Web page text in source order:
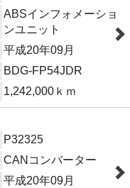
ABSインフォメーショ
ンユニット
平成20年09月
BDG-FP54JDR
1,242,000ｋｍ
P32325
CANコンバーター
平成20年09月